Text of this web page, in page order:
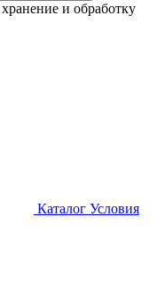
и обработку
Каталог Условия